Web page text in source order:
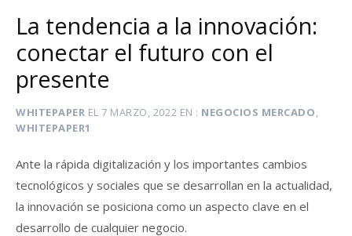
La tendencia a la innovación:
conectar el futuro con el
presente
WHITEPAPER EL 7 MARZO, 2022 EN NEGOCIOS MERCADO,
WHITEPAPER1
Ante la rápida digitalización y los importantes cambios
tecnológicos y sociales que se desarrollan en la actualidad,
la innovación se posiciona como un aspecto clave en el
desarrollo de cualquier negocio.